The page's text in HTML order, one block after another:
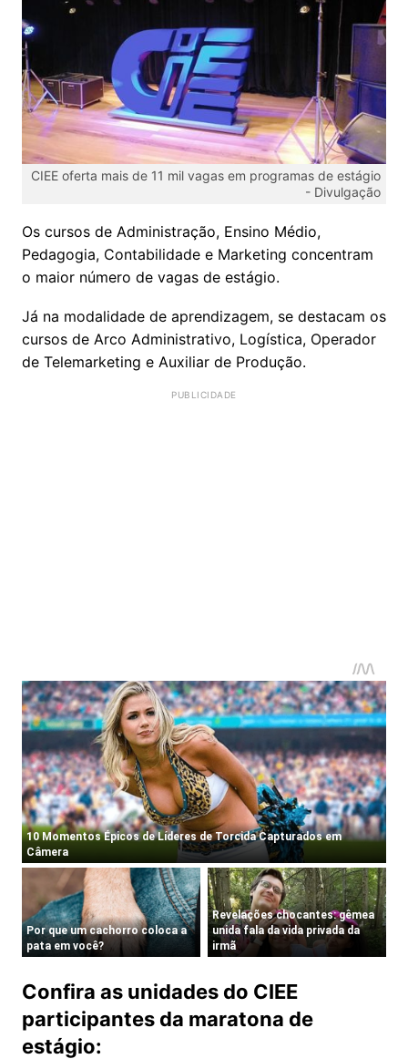
CIEE oferta mais de 11 mil vagas em programas de estágio
- Divulgação
Os cursos de Administração, Ensino Médio,
Pedagogia, Contabilidade e Marketing concentram
o maior número de vagas de estágio.
Já na modalidade de aprendizagem, se destacam os
cursos de Arco Administrativo, Logística, Operador
de Telemarketing e Auxiliar de Produção.
Confira as unidades do CIEE
participantes da maratona de
estágio: